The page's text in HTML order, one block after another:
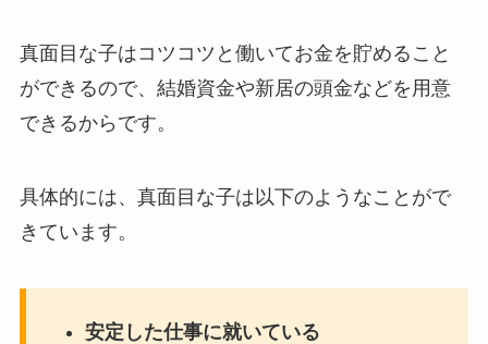
真面目な子はコツコツと働いてお金を貯めること
ができるので、結婚資金や新居の頭金などを用意
できるからです。
具体的には、真面目な子は以下のようなことがで
きています。
安定した仕事に就いている